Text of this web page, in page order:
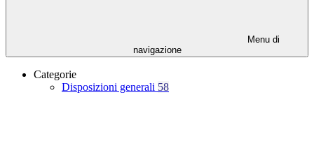
Menu di
navigazione
Categorie
Disposizioni generali 58